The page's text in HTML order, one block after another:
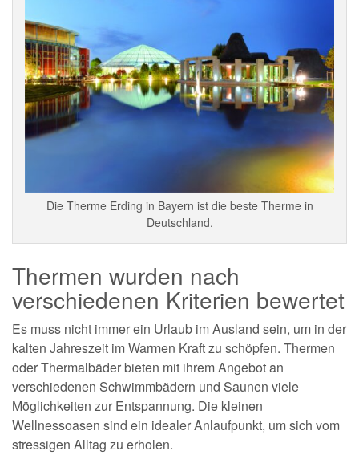
Die Therme Erding in Bayern ist die beste Therme in
Deutschland.
Thermen wurden nach
verschiedenen Kriterien bewertet
Es muss nicht immer ein Urlaub im Ausland sein, um in der
kalten Jahreszeit im Warmen Kraft zu schöpfen. Thermen
oder Thermalbäder bieten mit ihrem Angebot an
verschiedenen Schwimmbädern und Saunen viele
Möglichkeiten zur Entspannung. Die kleinen
Wellnessoasen sind ein idealer Anlaufpunkt, um sich vom
stressigen Alltag zu erholen.